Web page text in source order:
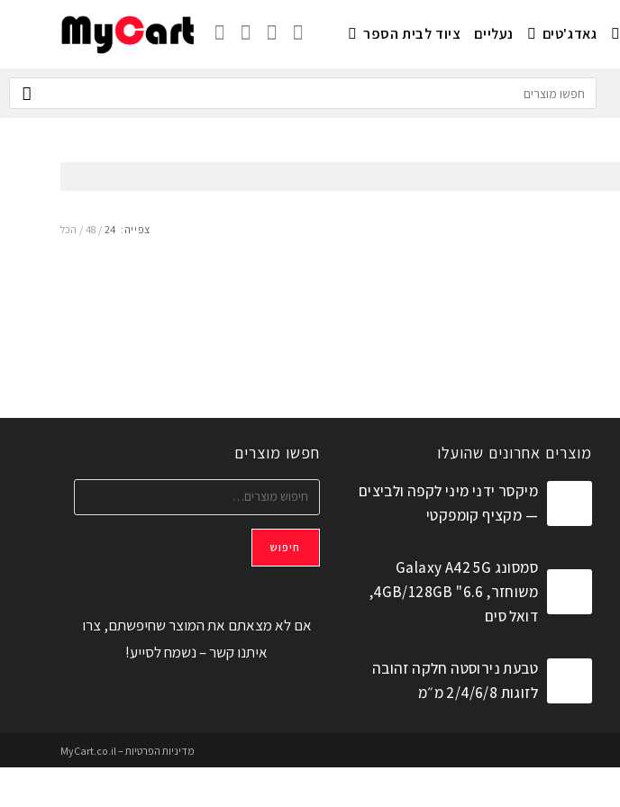
גאדג'טים נעליים ציוד לבית הספר
צפייה: 24
48 הכל
מוצרים אחרונים שהועלו
מיקסר ידני מיני לקפה ולביצים
— מקציף קומפקטי
סמסונג Galaxy A42 5G
משוחזר, 6.6" 4GB/128GB,
דואל סים
טבעת נירוסטה חלקה זהובה
לזוגות 2/4/6/8 מ״מ
חפשו מוצרים
חיפוש
אם לא מצאתם את המוצר שחיפשתם, צרו
איתנו קשר – נשמח לסייע!
מדיניות הפרטיות – MyCart.co.il